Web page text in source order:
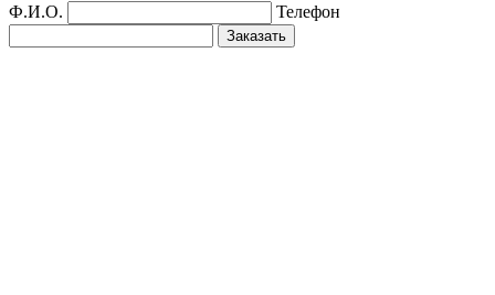
Ф.И.О. Телефон
Заказать